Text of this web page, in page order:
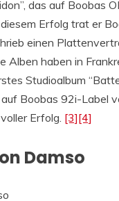
das auf Boobas
Erfolg trat er
einen
Alben haben in
Studioalbum
auf Boobas 92i-Label
Erfolg. [3][4]
Damso